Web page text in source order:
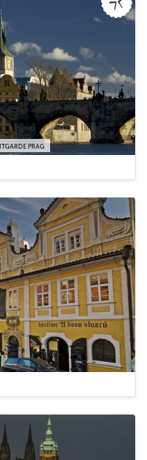
PRAG